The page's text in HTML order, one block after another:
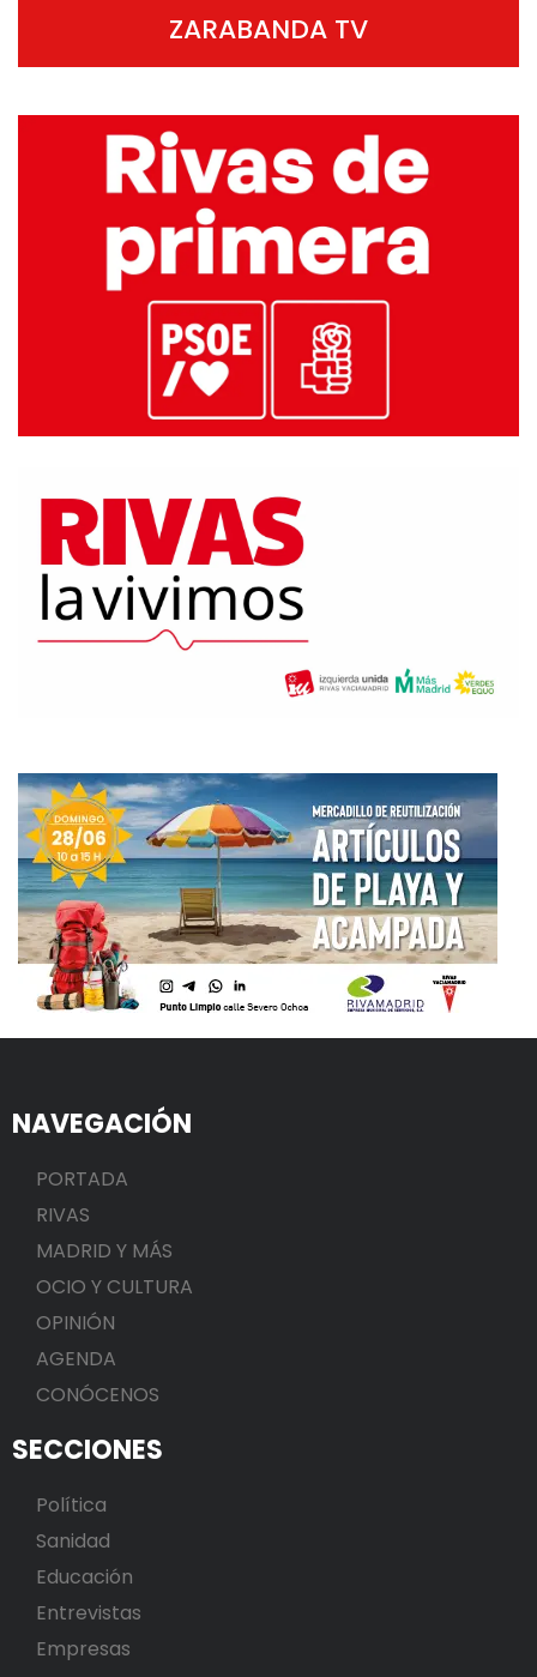
ZARABANDA TV
NAVEGACIÓN
PORTADA
RIVAS
MADRID Y MÁS
OCIO Y CULTURA
OPINIÓN
AGENDA
CONÓCENOS
SECCIONES
Política
Sanidad
Educación
Entrevistas
Empresas